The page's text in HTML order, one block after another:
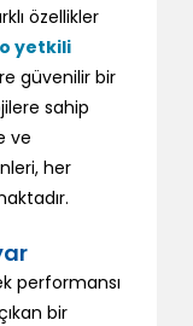
özellikler
yetkili
güvenilir bir
sahip
ve
her
performansı
bir